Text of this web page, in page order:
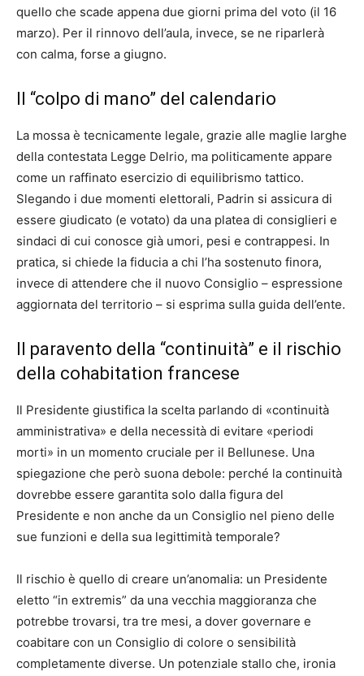
quello che scade appena due giorni prima del voto (il 16
marzo). Per il rinnovo dell’aula, invece, se ne riparlerà
con calma, forse a giugno.
Il “colpo di mano” del calendario
La mossa è tecnicamente legale, grazie alle maglie larghe
della contestata Legge Delrio, ma politicamente appare
come un raffinato esercizio di equilibrismo tattico.
Slegando i due momenti elettorali, Padrin si assicura di
essere giudicato (e votato) da una platea di consiglieri e
sindaci di cui conosce già umori, pesi e contrappesi. In
pratica, si chiede la fiducia a chi l’ha sostenuto finora,
invece di attendere che il nuovo Consiglio – espressione
aggiornata del territorio – si esprima sulla guida dell’ente.
Il paravento della “continuità” e il rischio
della cohabitation francese
Il Presidente giustifica la scelta parlando di «continuità
amministrativa» e della necessità di evitare «periodi
morti» in un momento cruciale per il Bellunese. Una
spiegazione che però suona debole: perché la continuità
dovrebbe essere garantita solo dalla figura del
Presidente e non anche da un Consiglio nel pieno delle
sue funzioni e della sua legittimità temporale?
Il rischio è quello di creare un’anomalia: un Presidente
eletto “in extremis” da una vecchia maggioranza che
potrebbe trovarsi, tra tre mesi, a dover governare e
coabitare con un Consiglio di colore o sensibilità
completamente diverse. Un potenziale stallo che, ironia